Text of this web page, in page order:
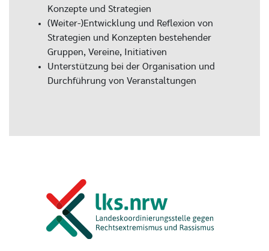
Konzepte und Strategien
(Weiter-)Entwicklung und Reflexion von
Strategien und Konzepten bestehender
Gruppen, Vereine, Initiativen
Unterstützung bei der Organisation und
Durchführung von Veranstaltungen